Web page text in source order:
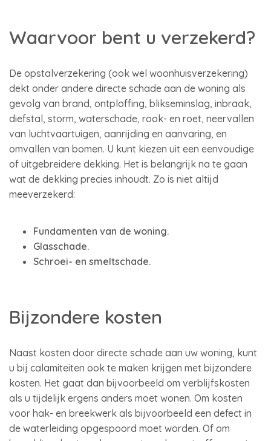
Waarvoor bent u verzekerd?
De opstalverzekering (ook wel woonhuisverzekering)
dekt onder andere directe schade aan de woning als
gevolg van brand, ontploffing, blikseminslag, inbraak,
diefstal, storm, waterschade, rook- en roet, neervallen
van luchtvaartuigen, aanrijding en aanvaring, en
omvallen van bomen. U kunt kiezen uit een eenvoudige
of uitgebreidere dekking. Het is belangrijk na te gaan
wat de dekking precies inhoudt. Zo is niet altijd
meeverzekerd:
Fundamenten van de woning.
Glasschade.
Schroei- en smeltschade.
Bijzondere kosten
Naast kosten door directe schade aan uw woning, kunt
u bij calamiteiten ook te maken krijgen met bijzondere
kosten. Het gaat dan bijvoorbeeld om verblijfskosten
als u tijdelijk ergens anders moet wonen. Om kosten
voor hak- en breekwerk als bijvoorbeeld een defect in
de waterleiding opgespoord moet worden. Of om